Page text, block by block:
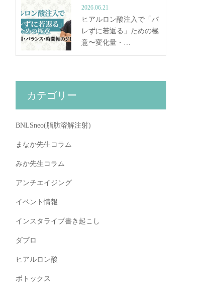
2026.06.21
ヒアルロン酸注入で「バ
レずに若返る」ための極
意〜変化量・…
カテゴリー
BNLSneo(脂肪溶解注射)
まなか先生コラム
みか先生コラム
アンチエイジング
イベント情報
インスタライブ書き起こし
ダブロ
ヒアルロン酸
ボトックス